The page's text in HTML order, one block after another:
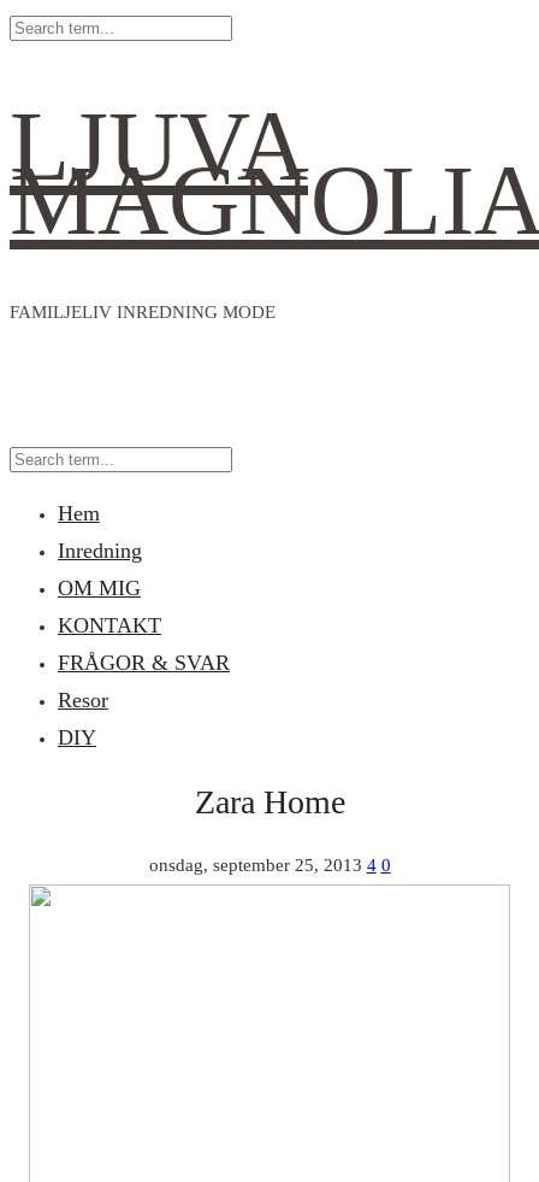
LJUVA
FAMILJELIV INREDNING MODE
Hem
Inredning
OM MIG
KONTAKT
FRÅGOR & SVAR
Resor
DIY
Zara Home
onsdag, september 25, 2013 4 0